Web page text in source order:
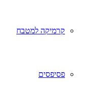
קרמיקה למטבח
פסיפסים